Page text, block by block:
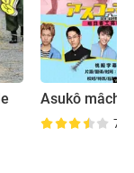
7.1